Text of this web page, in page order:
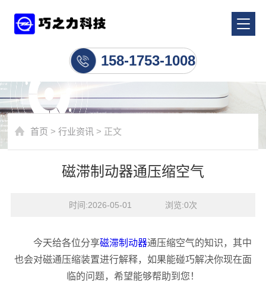
158-1753-1008
首页 >行业资讯 > 正文
磁滞制动器通压缩空气
时间:2026-05-01    浏览:0次
今天给各位分享磁滞制动器通压缩空气的知识，其中
也会对磁通压缩装置进行解释，如果能碰巧解决你现在面
临的问题，希望能够帮助到您！